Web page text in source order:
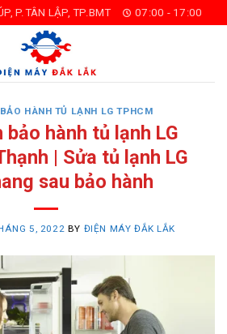
P.TÂN LẬP, TP.BMT 07:00 - 17:00
HÀNH TỦ LẠNH LG TPHCM
hành tủ lạnh LG
| Sửa tủ lạnh LG
sau bảo hành
5, 2022 BY ĐIỆN MÁY ĐẮK LẮK